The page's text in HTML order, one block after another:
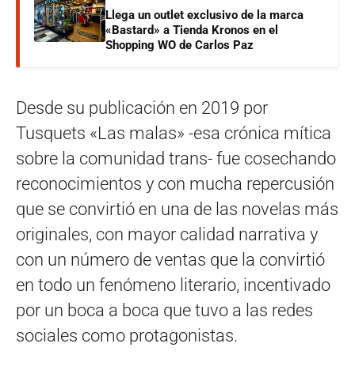
Llega un outlet exclusivo de la marca
«Bastard» a Tienda Kronos en el
Shopping WO de Carlos Paz
Desde su publicación en 2019 por
Tusquets «Las malas» -esa crónica mítica
sobre la comunidad trans- fue cosechando
reconocimientos y con mucha repercusión
que se convirtió en una de las novelas más
originales, con mayor calidad narrativa y
con un número de ventas que la convirtió
en todo un fenómeno literario, incentivado
por un boca a boca que tuvo a las redes
sociales como protagonistas.